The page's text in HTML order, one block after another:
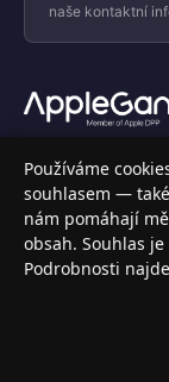
naše kontaktní
Váš
elektronikou.
INFORMACE
Doprava a doručení
Používáme
souhlasem —
nám pomáhají
obsah. Souhlas
Podrobnosti